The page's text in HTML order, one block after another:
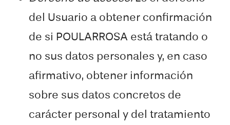
del Usuario a obtener confirmación
de si POULARROSA está tratando o
no sus datos personales y, en caso
afirmativo, obtener información
sobre sus datos concretos de
carácter personal y del tratamiento